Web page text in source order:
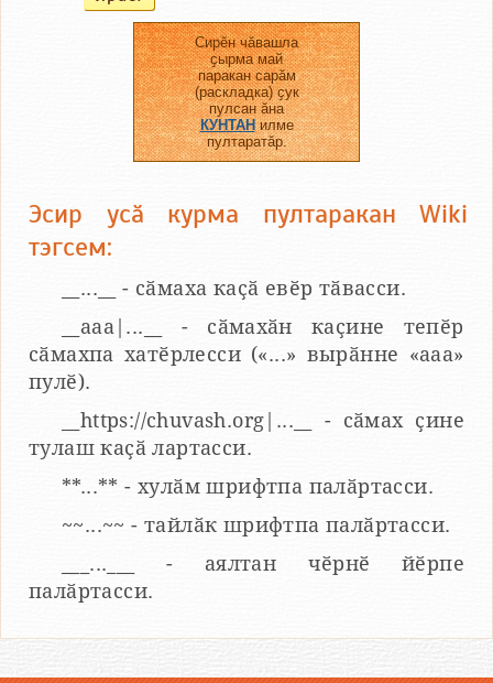
Сирӗн чӑвашла
ҫырма май
паракан сарӑм
(раскладка) ҫук
пулсан ӑна
КУНТАНилме
пултаратӑр.
Эсир усӑ курма пултаракан Wiki
тэгсем:
__...__ - сӑмаха каҫӑ евӗр тӑвасси.
__aaa|...__ - сӑмахӑн каҫине тепӗр
сӑмахпа хатӗрлесси («...» вырӑнне «ааа»
пулӗ).
__https://chuvash.org|...__ - сӑмах ҫине
тулаш каҫӑ лартасси.
**...** - хулӑм шрифтпа палӑртасси.
~~...~~ - тайлӑк шрифтпа палӑртасси.
___...___ - аялтан чӗрнӗ йӗрпе
палӑртасси.